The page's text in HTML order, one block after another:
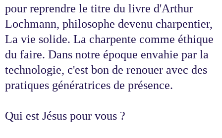
pour reprendre le titre du livre d'Arthur
Lochmann, philosophe devenu charpentier,
La vie solide. La charpente comme éthique
du faire. Dans notre époque envahie par la
technologie, c'est bon de renouer avec des
pratiques génératrices de présence.
Qui est Jésus pour vous ?